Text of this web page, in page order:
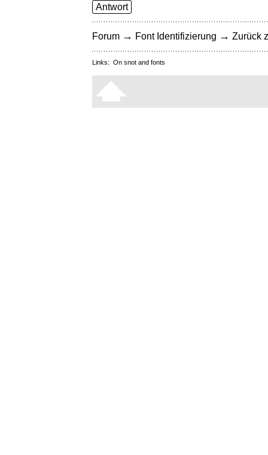
Antwort
Forum → Font Identifizierung → Zurück
Links: On snot and fonts